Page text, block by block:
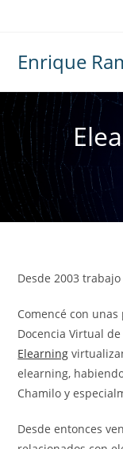
Enrique
Desde 2003
Comencé con
Docencia Virtual
Elearning
elearning,
Chamilo y
Desde entonces